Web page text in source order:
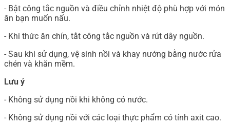
- Bật công tắc nguồn và điều chỉnh nhiệt độ phù hợp với món
ăn bạn muốn nấu.
- Khi thức ăn chín, tắt công tắc nguồn và rút dây nguồn.
- Sau khi sử dụng, vệ sinh nồi và khay nướng bằng nước rửa
chén và khăn mềm.
Lưu ý
- Không sử dụng nồi khi không có nước.
- Không sử dụng nồi với các loại thực phẩm có tính axit cao.